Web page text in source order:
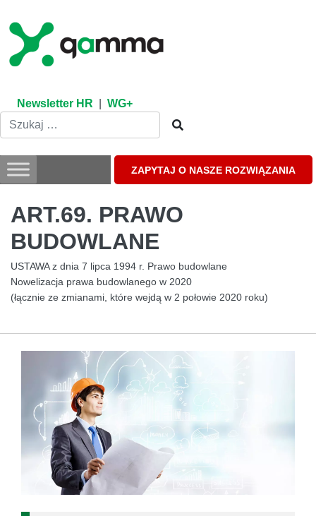
content
Newsletter HR WG+
ZAPYTAJ O NASZE ROZWIĄZANIA
ART.69. PRAWO
BUDOWLANE
USTAWA z dnia 7 lipca 1994 r. Prawo budowlane
Nowelizacja prawa budowlanego w 2020
(łącznie ze zmianami, które wejdą w 2 połowie 2020 roku)